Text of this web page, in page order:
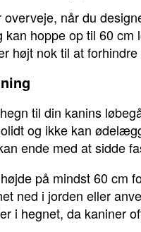
når du
hoppe op til 60
højt nok til at
til din kanins
og ikke kan
ende med at sidde
på mindst 60 cm
ned i jorden eller
i hegnet, da kaniner